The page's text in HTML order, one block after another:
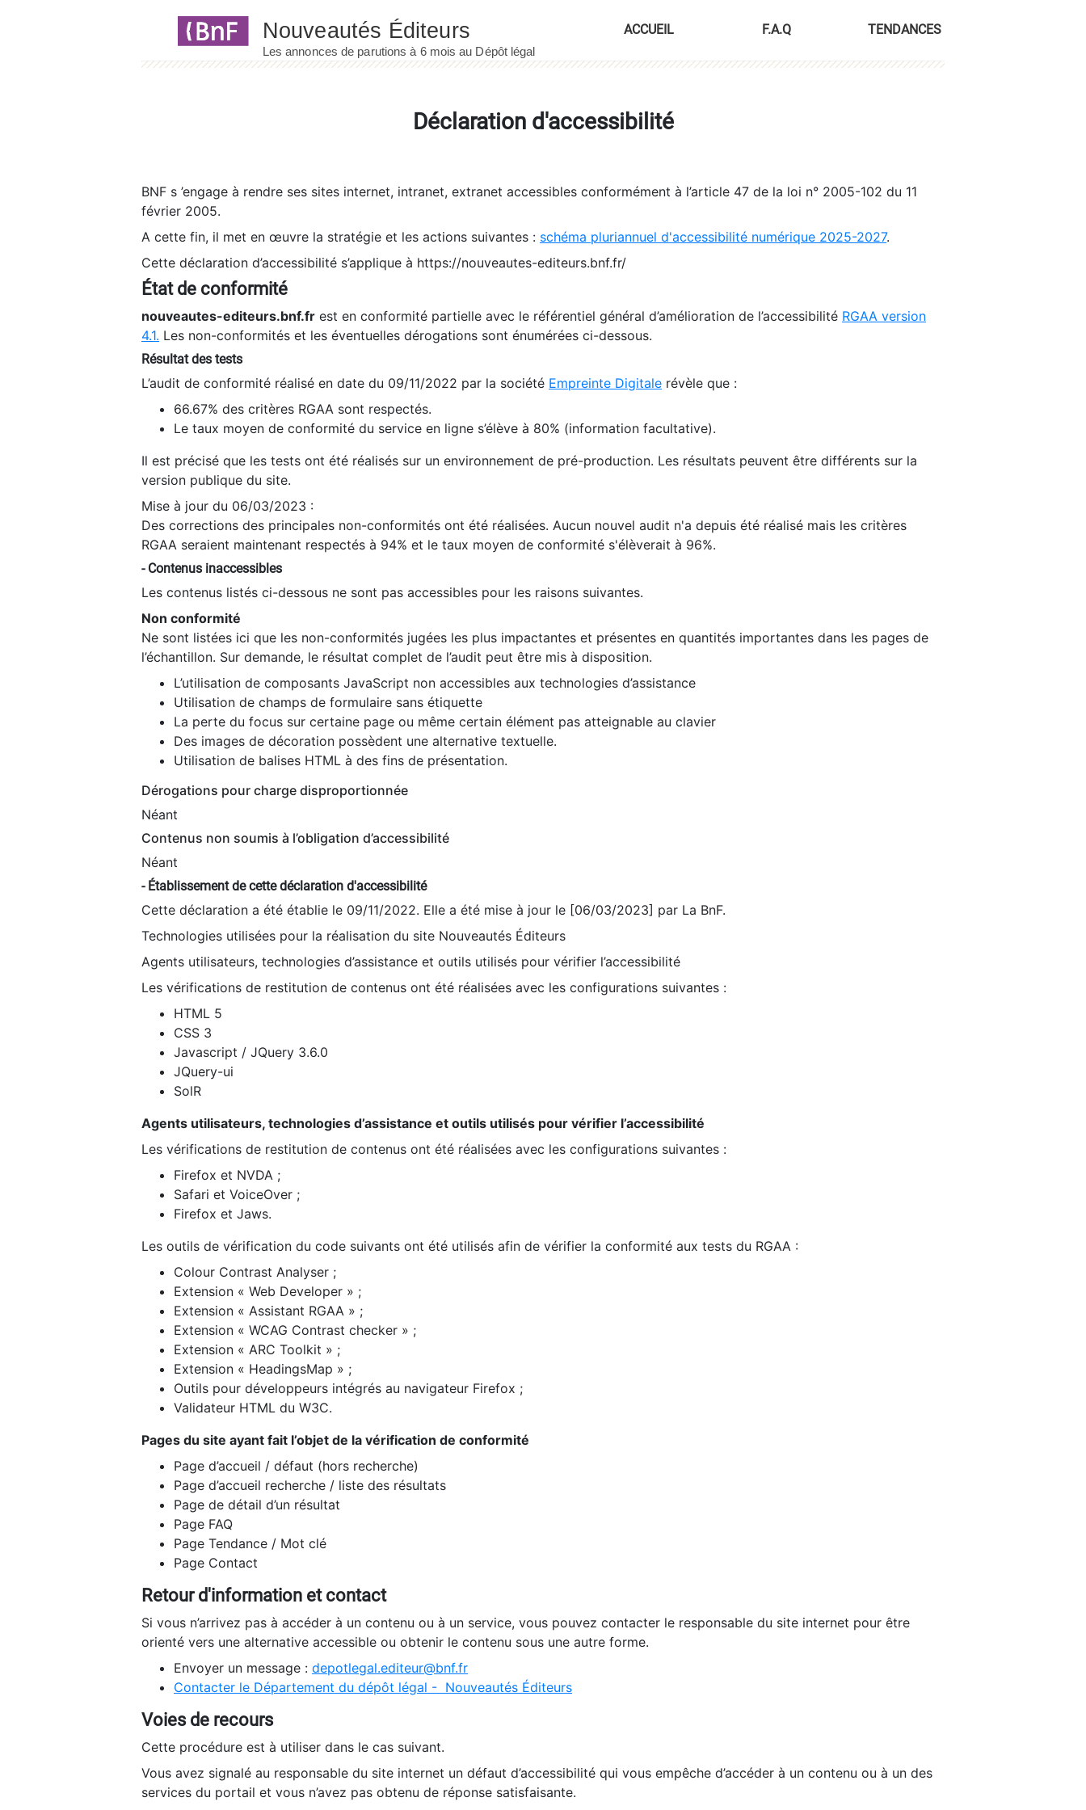
ACCUEIL F.A.Q TENDANCES
Déclaration d'accessibilité
BNF s ’engage à rendre ses sites internet, intranet, extranet accessibles conformément à l’article 47 de la loi n° 2005-102 du 11
février 2005.
A cette fin, il met en œuvre la stratégie et les actions suivantes : schéma pluriannuel d'accessibilité numérique 2025-2027.
Cette déclaration d’accessibilité s’applique à https://nouveautes-editeurs.bnf.fr/
État de conformité
nouveautes-editeurs.bnf.fr est en conformité partielle avec le référentiel général d’amélioration de l’accessibilité RGAA version
4.1. Les non-conformités et les éventuelles dérogations sont énumérées ci-dessous.
Résultat des tests
L’audit de conformité réalisé en date du 09/11/2022 par la société Empreinte Digitale révèle que :
66.67% des critères RGAA sont respectés.
Le taux moyen de conformité du service en ligne s’élève à 80% (information facultative).
Il est précisé que les tests ont été réalisés sur un environnement de pré-production. Les résultats peuvent être différents sur la
version publique du site.
Mise à jour du 06/03/2023 :
Des corrections des principales non-conformités ont été réalisées. Aucun nouvel audit n'a depuis été réalisé mais les critères
RGAA seraient maintenant respectés à 94% et le taux moyen de conformité s'élèverait à 96%.
- Contenus inaccessibles
Les contenus listés ci-dessous ne sont pas accessibles pour les raisons suivantes.
Non conformité
Ne sont listées ici que les non-conformités jugées les plus impactantes et présentes en quantités importantes dans les pages de
l’échantillon. Sur demande, le résultat complet de l’audit peut être mis à disposition.
L’utilisation de composants JavaScript non accessibles aux technologies d’assistance
Utilisation de champs de formulaire sans étiquette
La perte du focus sur certaine page ou même certain élément pas atteignable au clavier
Des images de décoration possèdent une alternative textuelle.
Utilisation de balises HTML à des fins de présentation.
Dérogations pour charge disproportionnée
Néant
Contenus non soumis à l’obligation d’accessibilité
Néant
- Établissement de cette déclaration d'accessibilité
Cette déclaration a été établie le 09/11/2022. Elle a été mise à jour le [06/03/2023] par La BnF.
Technologies utilisées pour la réalisation du site Nouveautés Éditeurs
Agents utilisateurs, technologies d’assistance et outils utilisés pour vérifier l’accessibilité
Les vérifications de restitution de contenus ont été réalisées avec les configurations suivantes :
HTML 5
CSS 3
Javascript / JQuery 3.6.0
JQuery-ui
SolR
Agents utilisateurs, technologies d’assistance et outils utilisés pour vérifier l’accessibilité
Les vérifications de restitution de contenus ont été réalisées avec les configurations suivantes :
Firefox et NVDA ;
Safari et VoiceOver ;
Firefox et Jaws.
Les outils de vérification du code suivants ont été utilisés afin de vérifier la conformité aux tests du RGAA :
Colour Contrast Analyser ;
Extension « Web Developer » ;
Extension « Assistant RGAA » ;
Extension « WCAG Contrast checker » ;
Extension « ARC Toolkit » ;
Extension « HeadingsMap » ;
Outils pour développeurs intégrés au navigateur Firefox ;
Validateur HTML du W3C.
Pages du site ayant fait l’objet de la vérification de conformité
Page d’accueil / défaut (hors recherche)
Page d’accueil recherche / liste des résultats
Page de détail d’un résultat
Page FAQ
Page Tendance / Mot clé
Page Contact
Retour d'information et contact
Si vous n’arrivez pas à accéder à un contenu ou à un service, vous pouvez contacter le responsable du site internet pour être
orienté vers une alternative accessible ou obtenir le contenu sous une autre forme.
Envoyer un message : depotlegal.editeur@bnf.fr
Contacter le Département du dépôt légal - Nouveautés Éditeurs
Voies de recours
Cette procédure est à utiliser dans le cas suivant.
Vous avez signalé au responsable du site internet un défaut d’accessibilité qui vous empêche d’accéder à un contenu ou à un des
services du portail et vous n’avez pas obtenu de réponse satisfaisante.